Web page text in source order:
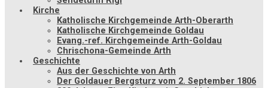
Kirche
Katholische Kirchgemeinde Arth-Oberarth
Katholische Kirchgemeinde Goldau
Evang.-ref. Kirchgemeinde Arth-Goldau
Chrischona-Gemeinde Arth
Geschichte
Aus der Geschichte von Arth
Der Goldauer Bergsturz vom 2. September 1806